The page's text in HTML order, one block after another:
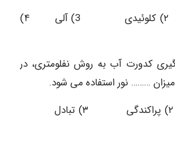
1) محلول ۲) کلوئیدی 3) آلى ۴)
گیری کدورت آب به روش نفلومتری، در
……… نور استفاده می شود.
۱) جذب ۲) پراکندگی ۳) تبادل